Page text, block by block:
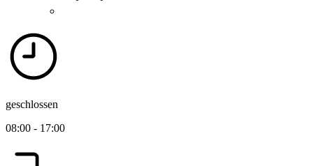
geschlossen
08:00 - 17:00